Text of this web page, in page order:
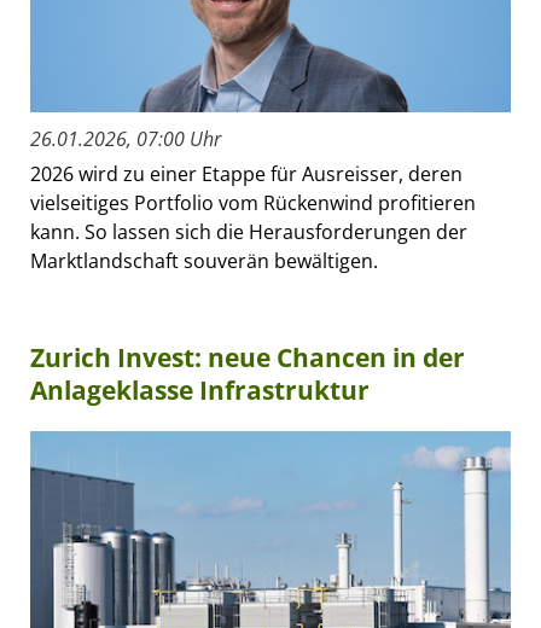
26.01.2026, 07:00 Uhr
2026 wird zu einer Etappe für Ausreisser, deren
vielseitiges Portfolio vom Rückenwind profitieren
kann. So lassen sich die Herausforderungen der
Marktlandschaft souverän bewältigen.
Zurich Invest: neue Chancen in der
Anlageklasse Infrastruktur